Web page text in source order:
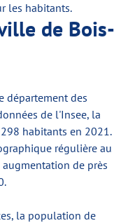
les habitants.
de Bois-
département des
de l'Insee, la
habitants en 2021.
régulière au
augmentation de près
la population de